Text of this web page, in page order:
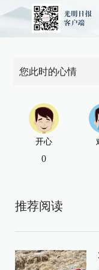
您此时的心情
开心
0
推荐阅读